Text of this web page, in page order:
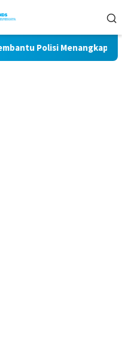
Menangkap Maling Toko